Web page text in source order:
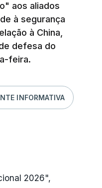
aos aliados
à segurança
à China,
defesa do
feira.
INFORMATIVA
2026",